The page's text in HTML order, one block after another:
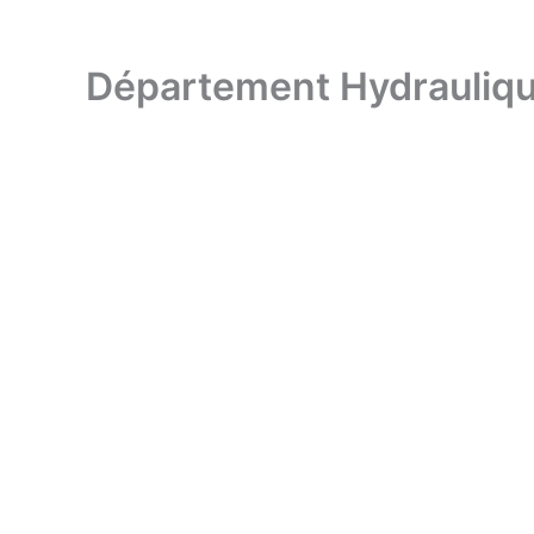
Département